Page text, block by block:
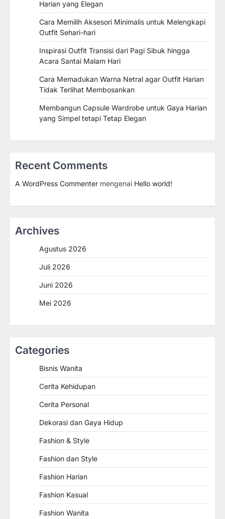
Harian yang Elegan
Cara Memilih Aksesori Minimalis untuk Melengkapi
Outfit Sehari-hari
Inspirasi Outfit Transisi dari Pagi Sibuk hingga
Acara Santai Malam Hari
Cara Memadukan Warna Netral agar Outfit Harian
Tidak Terlihat Membosankan
Membangun Capsule Wardrobe untuk Gaya Harian
yang Simpel tetapi Tetap Elegan
Recent Comments
A WordPress Commenter mengenai Hello world!
Archives
Agustus 2026
Juli 2026
Juni 2026
Mei 2026
Categories
Bisnis Wanita
Cerita Kehidupan
Cerita Personal
Dekorasi dan Gaya Hidup
Fashion & Style
Fashion dan Style
Fashion Harian
Fashion Kasual
Fashion Wanita